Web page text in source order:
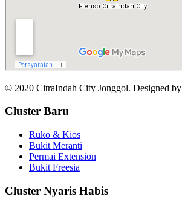
© 2020 CitraIndah City Jonggol. Designed by
Cluster Baru
Ruko & Kios
Bukit Meranti
Permai Extension
Bukit Freesia
Cluster Nyaris Habis